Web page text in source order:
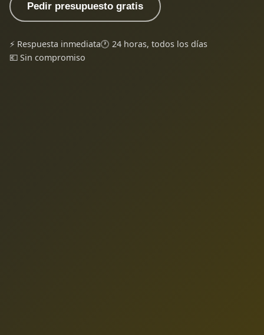
Pedir presupuesto gratis
⚡ Respuesta inmediata🕐 24 horas, todos los días
💶 Sin compromiso